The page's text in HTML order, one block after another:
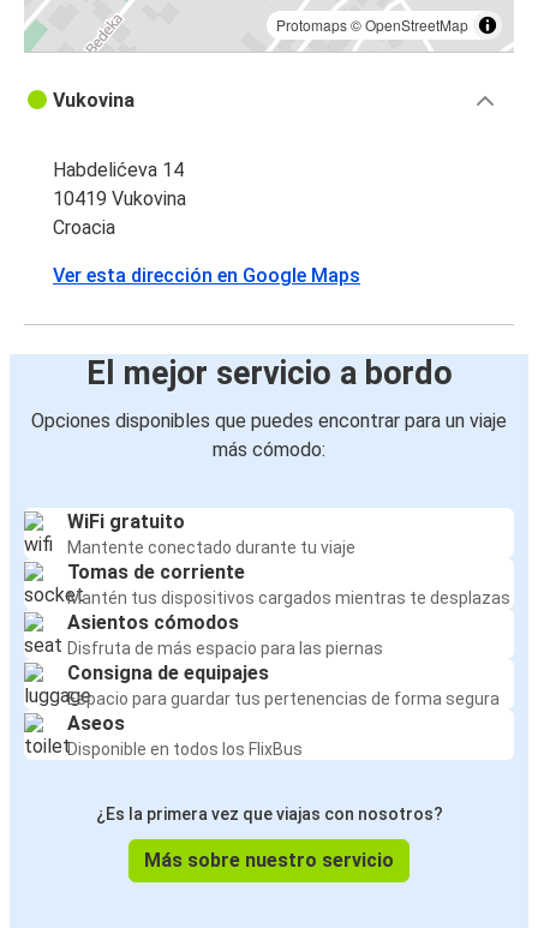
Protomaps©OpenStreetMap
Vukovina
Habdelićeva 14
10419 Vukovina
Croacia
Ver esta dirección en Google Maps
El mejor servicio a bordo
Opciones disponibles que puedes encontrar para un viaje
más cómodo:
WiFi gratuito
Mantente conectado durante tu viaje
Tomas de corriente
Mantén tus dispositivos cargados mientras te desplazas
Asientos cómodos
Disfruta de más espacio para las piernas
Consigna de equipajes
Espacio para guardar tus pertenencias de forma segura
Aseos
Disponible en todos los FlixBus
¿Es la primera vez que viajas con nosotros?
Más sobre nuestro servicio